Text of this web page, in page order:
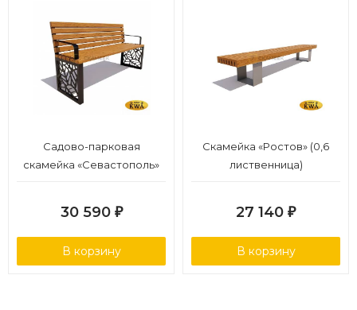
Садово-парковая
скамейка «Севастополь»
30 590 ₽
В корзину
Скамейка «Ростов» (0,6
лиственница)
27 140 ₽
В корзину